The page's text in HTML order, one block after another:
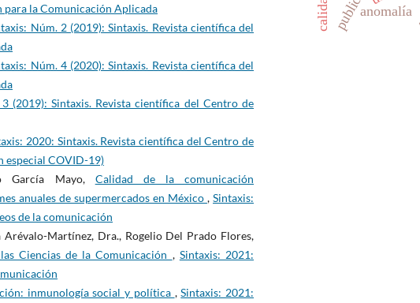
para la Comunicación Aplicada
Núm. 2 (2019): Sintaxis. Revista científica del
Núm. 4 (2020): Sintaxis. Revista científica del
(2019): Sintaxis. Revista científica del Centro de
2020: Sintaxis. Revista científica del Centro de
especial COVID-19)
García Mayo, Calidad de la comunicación
anuales de supermercados en México ,Sintaxis:
de la comunicación
Martínez, Dra., Rogelio Del Prado Flores,
Ciencias de la Comunicación , Sintaxis: 2021:
inmunología social y política ,Sintaxis: 2021:
anomalía